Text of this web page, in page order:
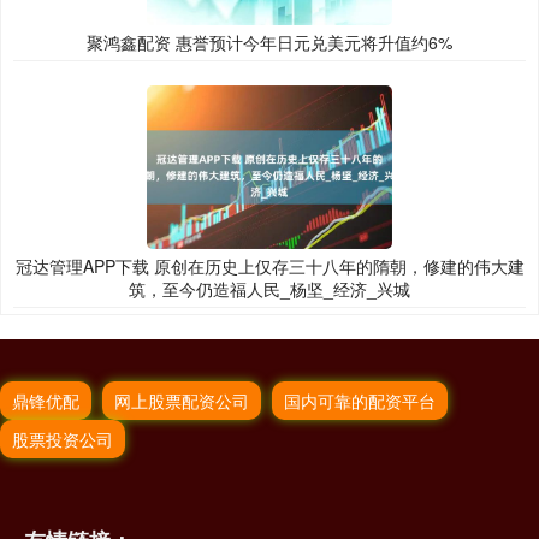
聚鸿鑫配资 惠誉预计今年日元兑美元将升值约6%
冠达管理APP下载 原创在历史上仅存三十八年的隋朝，修建的伟大建
筑，至今仍造福人民_杨坚_经济_兴城
鼎锋优配 网上股票配资公司
国内可靠的配资平台
股票投资公司